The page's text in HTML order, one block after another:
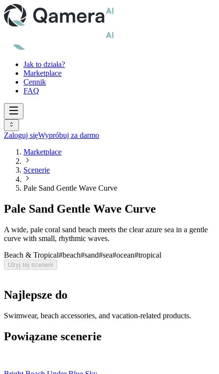
Jak to działa?
Marketplace
Cennik
FAQ
Zaloguj sięWypróbuj za darmo
Marketplace
Scenerie
Pale Sand Gentle Wave Curve
Pale Sand Gentle Wave Curve
A wide, pale coral sand beach meets the clear azure sea in a gentle
curve with small, rhythmic waves.
Beach & Tropical#beach#sand#sea#ocean#tropical
Użyj tej scenerii
Najlepsze do
Swimwear, beach accessories, and vacation-related products.
Powiązane scenerie